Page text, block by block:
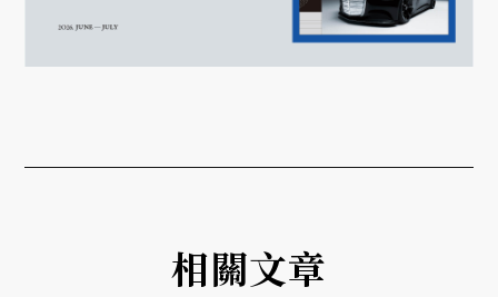
相關文章